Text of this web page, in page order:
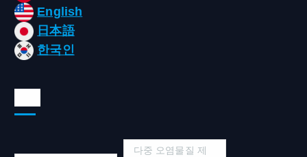
English
日本語
한국인
다중 오염물질 제